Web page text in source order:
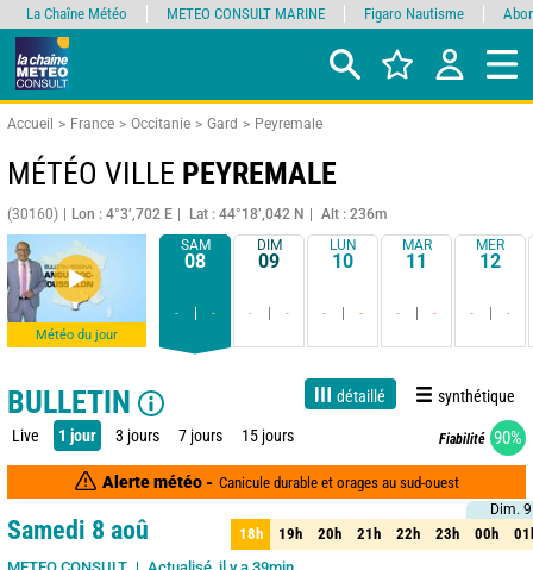
Accueil France Occitanie Gard Peyremale
MÉTÉO VILLE PEYREMALE
(30160) Lon : 4°3’,702 E Lat : 44°18’,042 N Alt : 236m
Météo du jour
SAM
08
- -
DIM
09
- -
LUN
10
- -
MAR
11
- -
MER
12
- -
BULLETIN détaillé synthétique
Live 1 jour 3 jours 7 jours 15 jours Fiabilité 90%
Alerte météo - Canicule durable et orages au sud-ouest
Samedi 8 aoû
Dim. 9
18h 19h 20h 21h 22h 23h 00h
Dim. 9
18h 19h 20h 21h 22h 23h 00h
La Chaîne Météo METEO CONSULT MARINE Figaro Nautisme